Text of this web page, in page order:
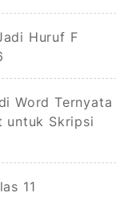
Huruf F
Word Ternyata
untuk Skripsi
11